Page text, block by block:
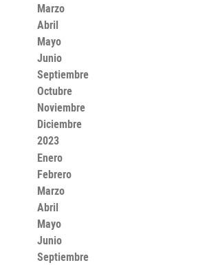
Marzo
Abril
Mayo
Junio
Septiembre
Octubre
Noviembre
Diciembre
2023
Enero
Febrero
Marzo
Abril
Mayo
Junio
Septiembre